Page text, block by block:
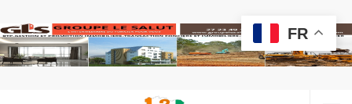
FR